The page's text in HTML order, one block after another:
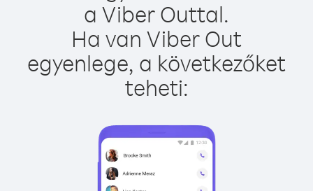
a Viber Outtal.
Ha van Viber Out
egyenlege, a következőket
teheti: